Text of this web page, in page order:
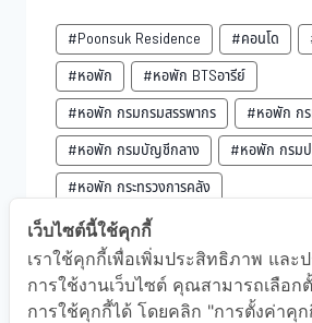
#Poonsuk Residence #คอนโด
#หอพัก
#หอพัก BTSอารีย์
#หอพัก กรมกรมสรรพากร
#หอพัก ก
#หอพัก กรมบัญชีกลาง
#หอพัก กรม
#หอพัก กระทรวงการคลัง
#หอพัก กระทรวงทรัพยากรธรรมชาติและสิ่งแ
#หอพัก ซอยอารีย์
#หอพัก สนามเป้า
#หอพัก สะพานควาย
เว็บไซต์นี้ใช้คุกกี้
เราใช้คุกกี้เพื่อเพิ่มประสิทธิภาพ แล
การใช้งานเว็บไซต์ คุณสามารถเลือก
การใช้คุกกี้ได้ โดยคลิก "การตั้งค่าคุ